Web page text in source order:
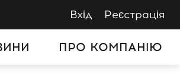
Вхід Реєстрація
ПРО КОМПАНІЮ